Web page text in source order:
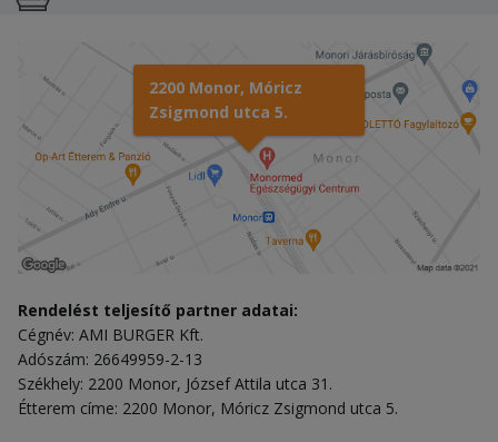
2200 Monor, Móricz
Zsigmond utca 5.
Rendelést teljesítő partner adatai:
Cégnév: AMI BURGER Kft.
Adószám: 26649959-2-13
Székhely: 2200 Monor, József Attila utca 31.
Étterem címe: 2200 Monor, Móricz Zsigmond utca 5.